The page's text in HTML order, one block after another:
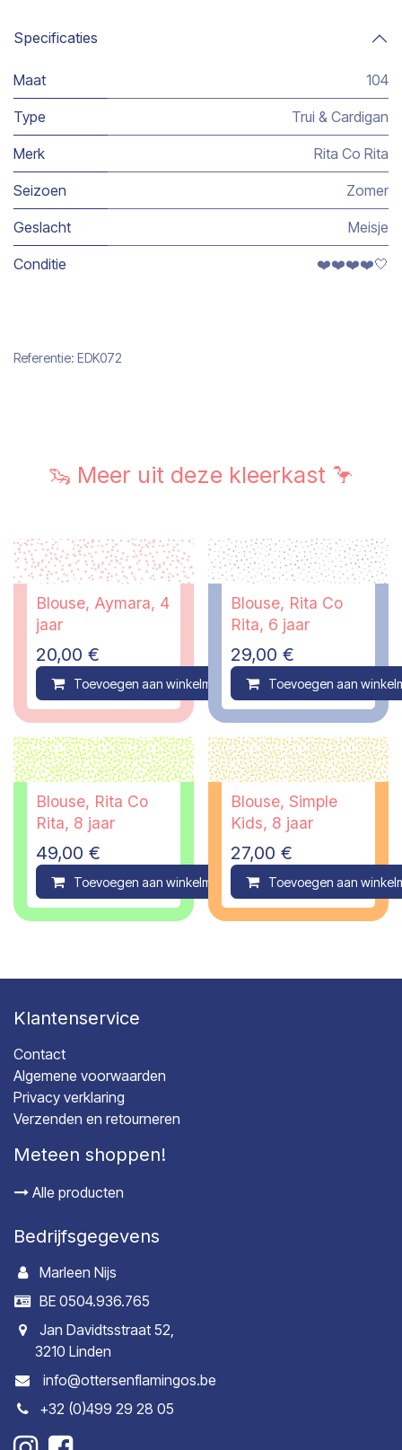
Specificaties
Maat 104
Type Trui & Cardigan
Merk Rita Co Rita
Seizoen Zomer
Geslacht Meisje
Conditie ❤️❤️❤️❤️🤍
Referentie: EDK072
🦦 Meer uit deze kleerkast 🦩
Blouse, Aymara, 4
jaar
20,00 €
Toevoegen aan winkelmandje Compare
Blouse, Rita Co
Rita, 6 jaar
29,00 €
Toevoegen aan
Blouse, Rita Co
Rita, 8 jaar
49,00 €
Toevoegen aan winkelmandje Compare
Blouse, Simple
Kids, 8 jaar
27,00 €
Toevoegen aan
Klantenservice
Contact
Algemene voorwaarden
Privacy verklaring
Verzenden en retourneren
Meteen shoppen!
Alle producten
Bedrijfsgegevens
Marleen Nijs
BE 0504.936.765
Jan Davidtsstraat 52,
3210 Linden
info@ottersenflamingos.be
+32 (0)499 29 28 05